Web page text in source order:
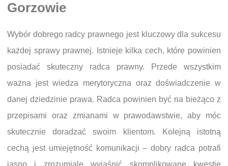
Gorzowie
Wybór dobrego radcy prawnego jest kluczowy dla sukcesu
każdej sprawy prawnej. Istnieje kilka cech, które powinien
posiadać skuteczny radca prawny. Przede wszystkim
ważna jest wiedza merytoryczna oraz doświadczenie w
danej dziedzinie prawa. Radca powinien być na bieżąco z
przepisami oraz zmianami w prawodawstwie, aby móc
skutecznie doradzać swoim klientom. Kolejną istotną
cechą jest umiejętność komunikacji – dobry radca potrafi